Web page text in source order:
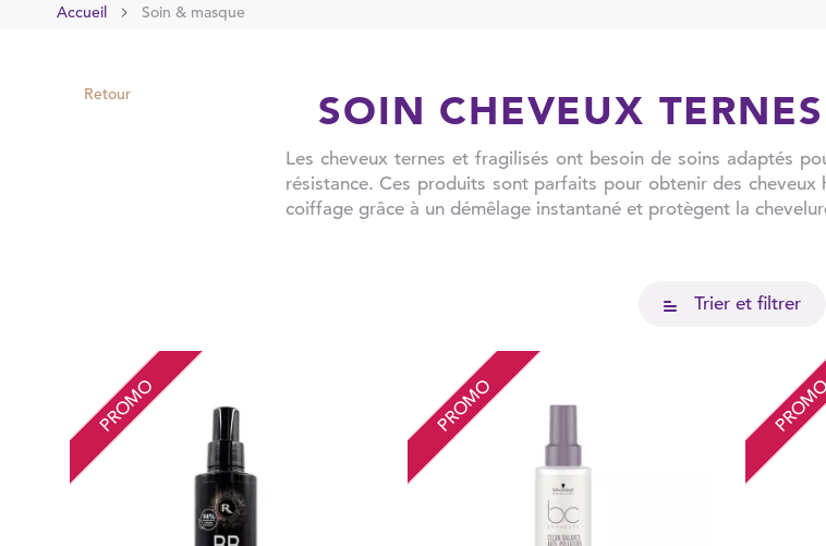
Accueil Soin & masque
Retour SOIN CHEVEUX
Les cheveux ternes et fragilisés ont besoin de soins adaptés
résistance. Ces produits sont parfaits pour obtenir des
coiffage grâce à un démêlage instantané et protègent la
Trier et filtrer
PROMO PROMO